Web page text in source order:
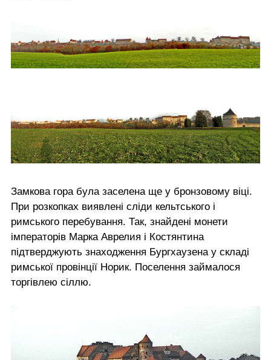
Замкова гора була заселена ще у бронзовому віці.
При розкопках виявлені сліди кельтського і
римського перебування. Так, знайдені монети
імператорів Марка Аврелия і Костянтина
підтверджують знаходження Бургхаузена у складі
римської провінції Норик. Поселення займалося
торгівлею сіллю.